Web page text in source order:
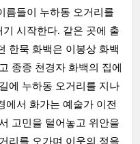
름들이 누하동 오거리를
시작한다. 같은 곳에 출
한묵 화백은 이봉상 화백
종종 천경자 화백의 집에
에 누하동 오거리를 지나
에서 화가는 예술가 이전
고민을 털어놓고 위안을
리를 오가며 이웃의 정을